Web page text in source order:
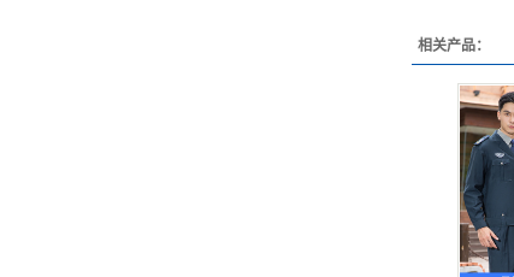
相关产品：